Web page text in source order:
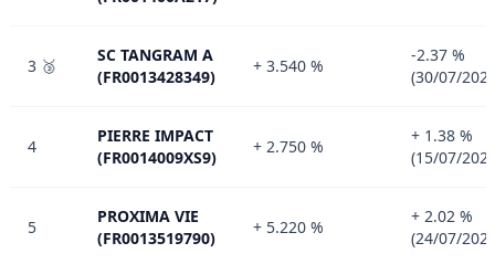
3 🥉
SC TANGRAM A
(FR0013428349)
+ 3.540 %
-2.37 %
(30/07/
4
PIERRE IMPACT
(FR0014009XS9)
+ 2.750 %
+ 1.38 %
(15/07/
5
PROXIMA VIE
(FR0013519790)
+ 5.220 %
+ 2.02 %
(24/07/